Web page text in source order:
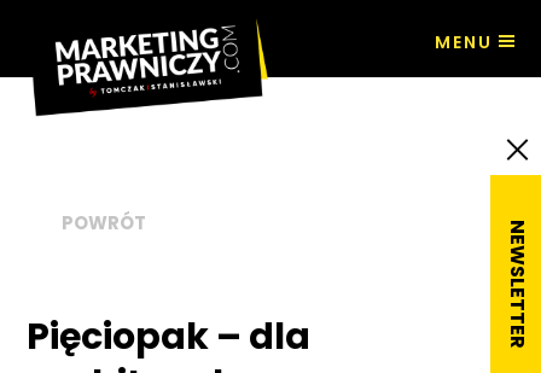
MENU
POWRÓT
Pięciopak – dla